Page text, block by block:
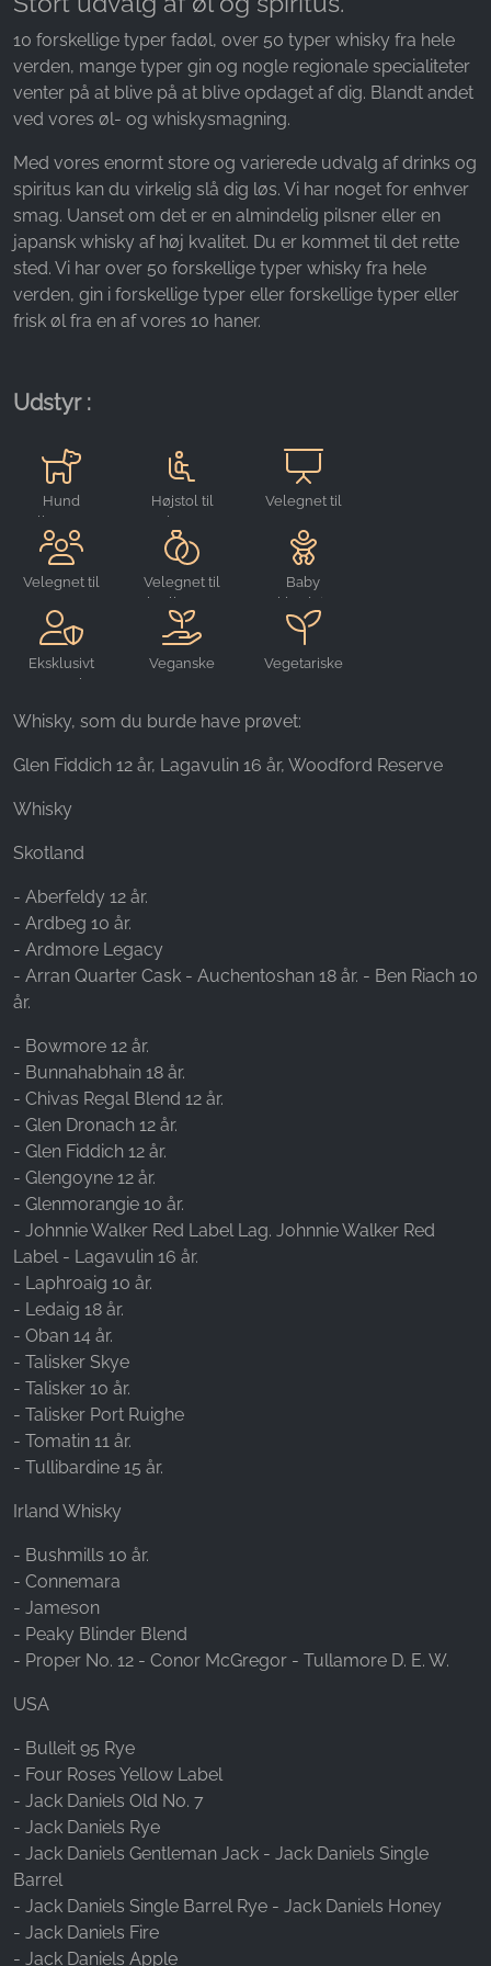
10 forskellige typer fadøl, over 50 typer whisky fra hele
verden, mange typer gin og nogle regionale specialiteter
venter på at blive på at blive opdaget af dig. Blandt andet
ved vores øl- og whiskysmagning.
Med vores enormt store og varierede udvalg af drinks og
spiritus kan du virkelig slå dig løs. Vi har noget for enhver
smag. Uanset om det er en almindelig pilsner eller en
japansk whisky af høj kvalitet. Du er kommet til det rette
sted. Vi har over 50 forskellige typer whisky fra hele
verden, gin i forskellige typer eller forskellige typer eller
frisk øl fra en af vores 10 haner.
Udstyr :
Hund
velkommen
Højstol til
børn
Velegnet til
Velegnet til
Velegnet til
bryllupper
Baby
Eksklusivt
reserverbar
Veganske
Vegetariske
Whisky, som du burde have prøvet:
Glen Fiddich 12 år, Lagavulin 16 år, Woodford Reserve
Whisky
Skotland
- Aberfeldy 12 år.
- Ardbeg 10 år.
- Ardmore Legacy
- Arran Quarter Cask - Auchentoshan 18 år. - Ben Riach 10
år.
- Bowmore 12 år.
- Bunnahabhain 18 år.
- Chivas Regal Blend 12 år.
- Glen Dronach 12 år.
- Glen Fiddich 12 år.
- Glengoyne 12 år.
- Glenmorangie 10 år.
- Johnnie Walker Red Label Lag. Johnnie Walker Red
Label - Lagavulin 16 år.
- Laphroaig 10 år.
- Ledaig 18 år.
- Oban 14 år.
- Talisker Skye
- Talisker 10 år.
- Talisker Port Ruighe
- Tomatin 11 år.
- Tullibardine 15 år.
Irland Whisky
- Bushmills 10 år.
- Connemara
- Jameson
- Peaky Blinder Blend
- Proper No. 12 - Conor McGregor - Tullamore D. E. W.
USA
- Bulleit 95 Rye
- Four Roses Yellow Label
- Jack Daniels Old No. 7
- Jack Daniels Rye
- Jack Daniels Gentleman Jack - Jack Daniels Single
Barrel
- Jack Daniels Single Barrel Rye - Jack Daniels Honey
- Jack Daniels Fire
- Jack Daniels Apple
Name:
_fbp, fr, _fbq, fbq
Provider:
Facebook Ireland Ltd.
Måling af reklamer og markedsføring
Cookie duration:
STATISTIK
hvordan vores besøgende bruger vores
Google Analytics
_ga, _gid, _gac_gb_
Provider:
Purpose:
Cookie duration: